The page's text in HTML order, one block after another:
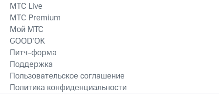
MTС Live
MTС Premium
Мой МТС
GOOD’OK
Питч-форма
Поддержка
Пользовательское соглашение
Политика конфиденциальности